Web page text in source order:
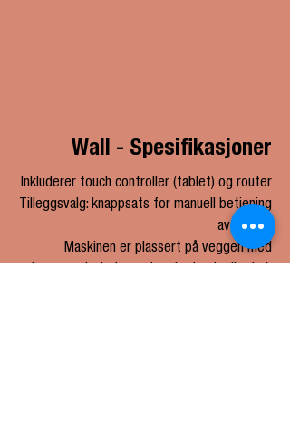
Wall - Spesifikasjoner
Inkluderer touch controller (tablet) og router
Tilleggsvalg: knappsats for manuell betjening
av maskin
Maskinen er plassert på veggen med